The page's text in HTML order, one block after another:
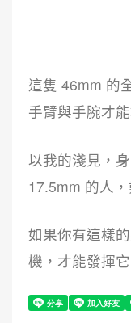
這隻 46mm 的
手臂與手腕才
以我的淺見，
17.5mm 的人
如果你有這樣
機，才能發揮